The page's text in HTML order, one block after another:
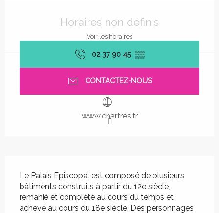
Horaires non définis
Voir les horaires
02 37 90 45 ▒▒
CONTACTEZ-NOUS
www.chartres.fr
Le Palais Episcopal est composé de plusieurs
bâtiments construits à partir du 12e siècle,
remanié et complété au cours du temps et
achevé au cours du 18e siècle. Des personnages